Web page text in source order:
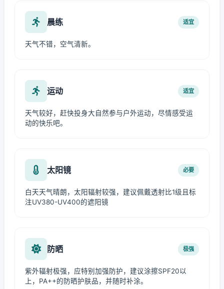
晨练 适宜
天气不错，空气清新。
运动 适宜
天气较好，赶快投身大自然参与户外运动，尽情感受运
动的快乐吧。
太阳镜 必要
白天天气晴朗，太阳辐射较强，建议佩戴透射比1级且标
注UV380-UV400的遮阳镜
防晒 极强
紫外辐射极强，应特别加强防护，建议涂擦SPF20以
上，PA++的防晒护肤品，并随时补涂。